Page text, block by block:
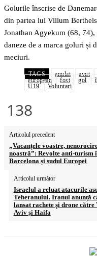
Golurile înscrise de
din partea lui Villum
Jonathan Agyekum (68, 74),
daneze de a marca goluri și
meciuri.
TAGS anulat avut
european
fost gol
U19
Voluntari
138
Articolul precedent
„Vacanțele voastre,
noastră”: Revolte anti-turism
Barcelona și sudul Europei
Articolul următor
Israelul a reluat atacurile
Teheranului. Iranul anunță
lansat rachete şi drone către
Aviv şi Haifa